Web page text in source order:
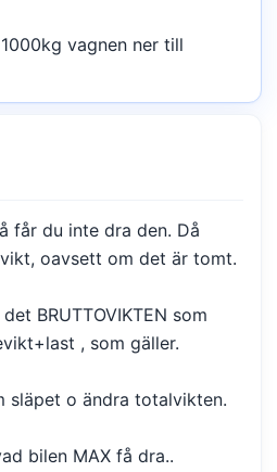
vagnen ner till
får du inte dra den. Då
oavsett om det är tomt.
BRUTTOVIKTEN som
, som gäller.
släpet o ändra totalvikten.
bilen MAX få dra..